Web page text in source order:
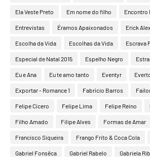
Ela Veste Preto Em nome do filho Encontro
Entrevistas Éramos Apaixonados Erick
Escolha da Vida Escolhas da Vida Escrava
Especial de Natal 2015 Espelho Negro
Eu e Ana Eu te amo tanto Eventyr
Exportar - Romance 1 Fabrício Barros
Felipe Cícero Felipe Lima Felipe Reino
Filho Amado Filipe Alves Formas de Amar
Francisco Siqueira Frango Frito & Coca Cola
Gabriel Fonsêca Gabriel Rabelo Gabriela